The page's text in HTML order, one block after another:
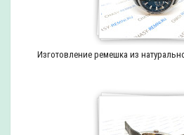
Изготовление ремешка из